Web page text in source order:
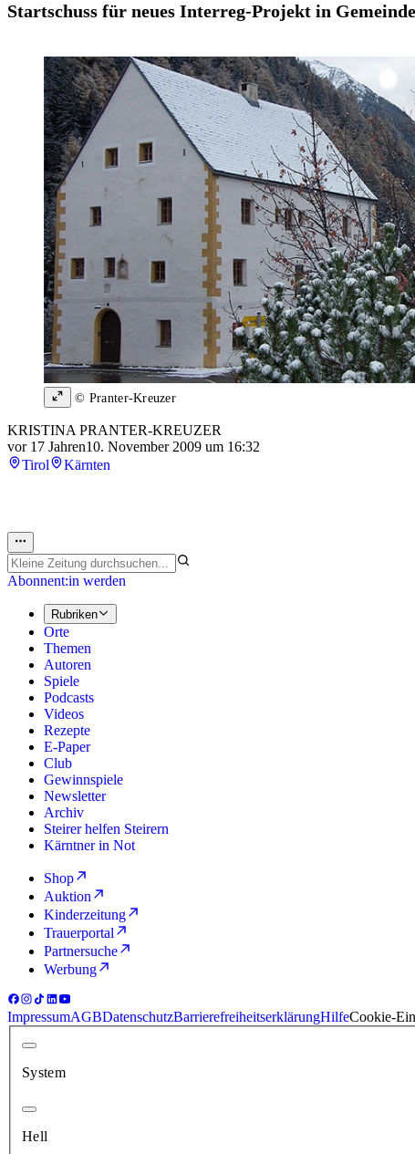
Startschuss für neues Interreg-Projekt in
© Pranter-Kreuzer
KRISTINA PRANTER-KREUZER
vor 17 Jahren10. November 2009 um 16:32
Tirol
Kärnten
Abonnent:in werden
Rubriken
Orte
Themen
Autoren
Spiele
Podcasts
Videos
Rezepte
E-Paper
Club
Gewinnspiele
Newsletter
Archiv
Steirer helfen Steirern
Kärntner in Not
Shop
Auktion
Kinderzeitung
Trauerportal
Partnersuche
Werbung
ImpressumAGBDatenschutzBarrierefreiheitserklärungHilfeCookie-
System
Hell